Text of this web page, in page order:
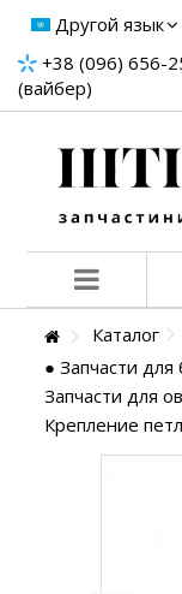
Другой язык
+38 (096) 656-
(вайбер)
Каталог
● Запчасти
Запчасти для
Крепление